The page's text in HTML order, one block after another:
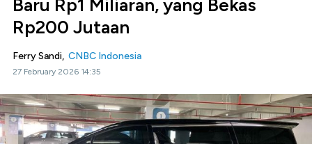
Baru Rp1 Miliaran, yang Bekas
Rp200 Jutaan
Ferry Sandi, CNBC Indonesia
27 February 2026 14:35